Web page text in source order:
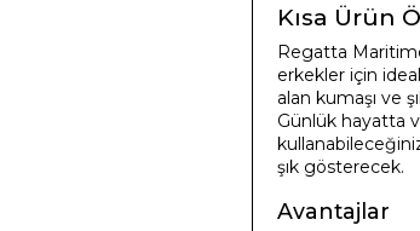
Kısa Ürün
Regatta
erkekler için
alan kumaşı ve
Günlük hayatta
şık gösterecek.
Avantajlar